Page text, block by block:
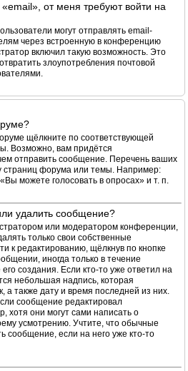
от меня требуют войти на
могут отправлять email-
через встроенную в конференцию
включил такую возможность. Это
злоупотребления почтовой
щёлкните по соответствующей
Возможно, вам придётся
отправить сообщение. Перечень ваших
страниц форума или темы. Например:
можете голосовать в опросах» и т. п.
удалить сообщение?
или модератором конференции,
только свои собственные
к редактированию, щёлкнув по кнопке
иногда только в течение
создания. Если кто-то уже ответил на
небольшая надпись, которая
а также дату и время последней из них.
сообщение редактировал
хотя они могут сами написать о
усмотрению. Учтите, что обычные
сообщение, если на него уже кто-то